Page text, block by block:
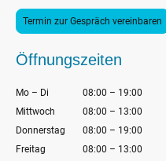
Termin zur Gespräch vereinbaren
Öffnungszeiten
Mo – Di 08:00 – 19:00
Mittwoch
08:00 – 13:00
Donnerstag
08:00 – 19:00
Freitag
08:00 – 13:00